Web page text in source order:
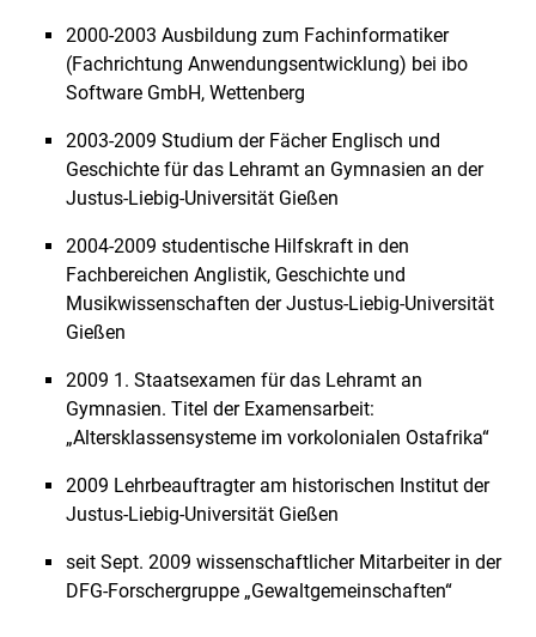
Jan Erik Schulz
Dorothea Hausner, M.A.
Hilfskräfte
Ehemalige Vertretungsprofessoren
Prof. Dr. Winfried Speitkamp
Ehemalige Fachgebietsleiter
Ehemalige Mitarbeitende
2000-2003 Ausbildung zum Fachinformatiker
(Fachrichtung Anwendungsentwicklung) bei ibo
Software GmbH, Wettenberg
2003-2009 Studium der Fächer Englisch und
Geschichte für das Lehramt an Gymnasien an der
Justus-Liebig-Universität Gießen
2004-2009 studentische Hilfskraft in den
Fachbereichen Anglistik, Geschichte und
Musikwissenschaften der Justus-Liebig-Universität
Gießen
2009 1. Staatsexamen für das Lehramt an
Gymnasien. Titel der Examensarbeit:
„Altersklassensysteme im vorkolonialen Ostafrika“
2009 Lehrbeauftragter am historischen Institut der
Justus-Liebig-Universität Gießen
seit Sept. 2009 wissenschaftlicher Mitarbeiter in der
DFG-Forschergruppe „Gewaltgemeinschaften“